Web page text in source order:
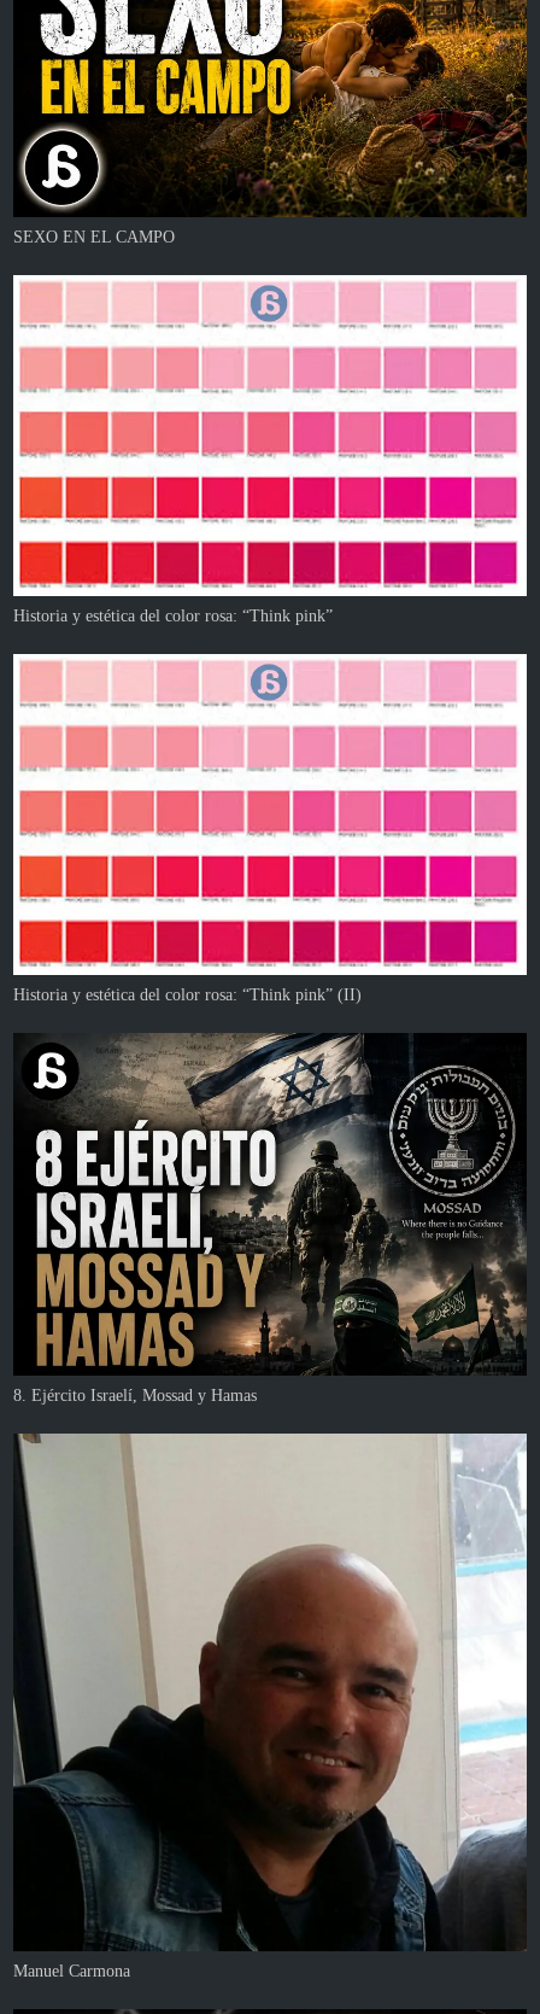
SEXO EN EL CAMPO
Historia y estética del color rosa: “Think pink”
Historia y estética del color rosa: “Think pink” (II)
8. Ejército Israelí, Mossad y Hamas
Manuel Carmona